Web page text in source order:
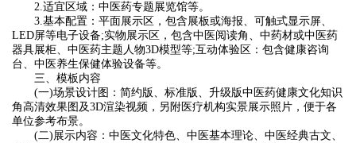
2.适宜区域：中医药专题展览馆等。
3.基本配置：平面展示区，包含展板或海报、可触式显示屏、
LED屏等电子设备;实物展示区，包含中医阅读角、中药材或中医药
器具展柜、中医药主题人物3D模型等;互动体验区：包含健康咨询
台、中医养生保健体验设备等。
三、模板内容
(一)场景设计图：简约版、标准版、升级版中医药健康文化知识
角高清效果图及3D渲染视频，另附医疗机构实景展示照片，便于各
单位参考布景。
(二)展示内容：中医文化特色、中医基本理论、中医经典古文、